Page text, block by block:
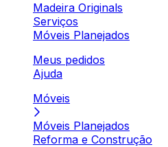
Madeira Originals
Serviços
Móveis Planejados
Meus pedidos
Ajuda
Móveis
Móveis Planejados
Reforma e Construção